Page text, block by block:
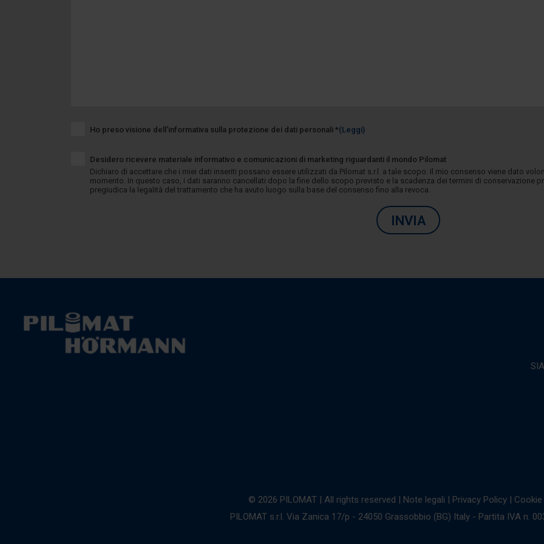
Ho preso visione dell’informativa sulla protezione dei dati personali *(Leggi)
Desidero ricevere materiale informativo e comunicazioni di marketing riguardanti il mondo Pilomat
Dichiaro di accettare che i miei dati inseriti possano essere utilizzati da Pilomat s.r.l. a tale scopo. Il mio consenso viene dato
momento. In questo caso, i dati saranno cancellati dopo la fine dello scopo previsto e la scadenza dei termini di conservazione
pregiudica la legalità del trattamento che ha avuto luogo sulla base del consenso fino alla revoca.
INVIA
© 2026 PILOMAT | All rights reserved Note legali Privacy Policy
PILOMAT s.r.l. Via Zanica 17/p - 24050 Grassobbio (BG) Italy - Partita IVA n.